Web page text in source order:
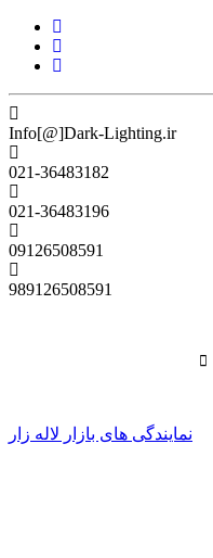
Info[@]Dark-Lighting.ir
021-36483182
021-36483196
09126508591
989126508591
نمایندگی های بازار لاله زار